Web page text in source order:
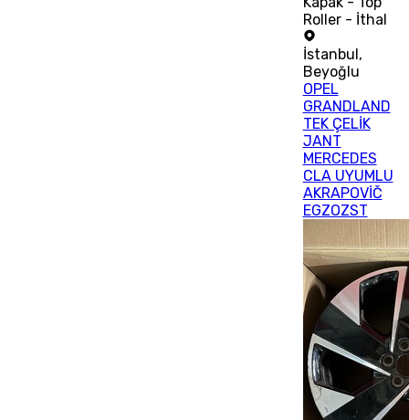
Roller - İthal
İstanbul,
Beyoğlu
OPEL
GRANDLAND
TEK ÇELİK
JANT
MERCEDES
CLA UYUMLU
AKRAPOVİČ
EGZOZST